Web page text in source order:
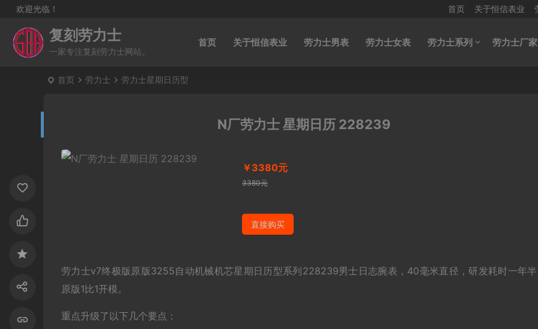
欢迎光临！ 首页 关于恒信表业
复刻劳力士
一家专注复刻劳力士网站。
首页 关于恒信表业 劳力士男表 劳力士女表 劳力士系列 劳力士厂家
首页 劳力士 劳力士星期日历型
N厂劳力士 星期日历 228239
￥3380元
3380元
直接购买
劳力士v7终极版原版3255自动机械机芯星期日历型系列228239男士日志腕表，40毫米直径，研发耗时一年
原版1比1开模。
重点升级了以下几个要点：